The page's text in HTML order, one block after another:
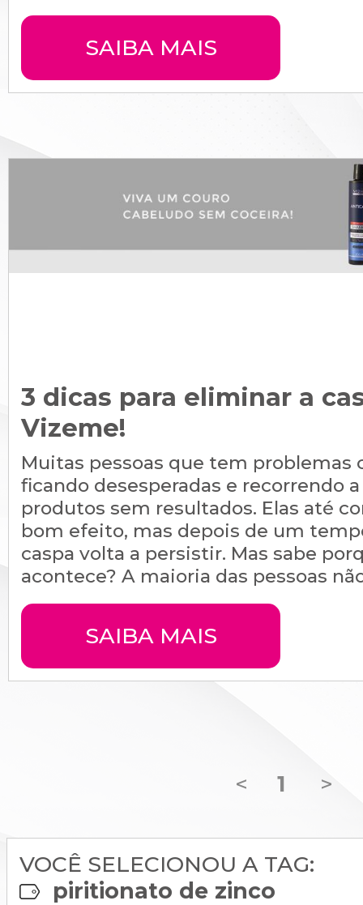
SAIBA MAIS
3 dicas para eliminar a
Vizeme!
Muitas pessoas que tem problemas
ficando desesperadas e recorrendo
produtos sem resultados. Elas até
bom efeito, mas depois de um
caspa volta a persistir. Mas sabe
acontece? A maioria das pessoas
SAIBA MAIS
< 1 >
VOCÊ SELECIONOU A TAG:
piritionato de zinco